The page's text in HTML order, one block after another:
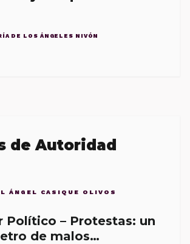
DE LOS ÁNGELES NIVÓN
de Autoridad
ÁNGEL CASIQUE OLIVOS
Político – Protestas: un
de malos